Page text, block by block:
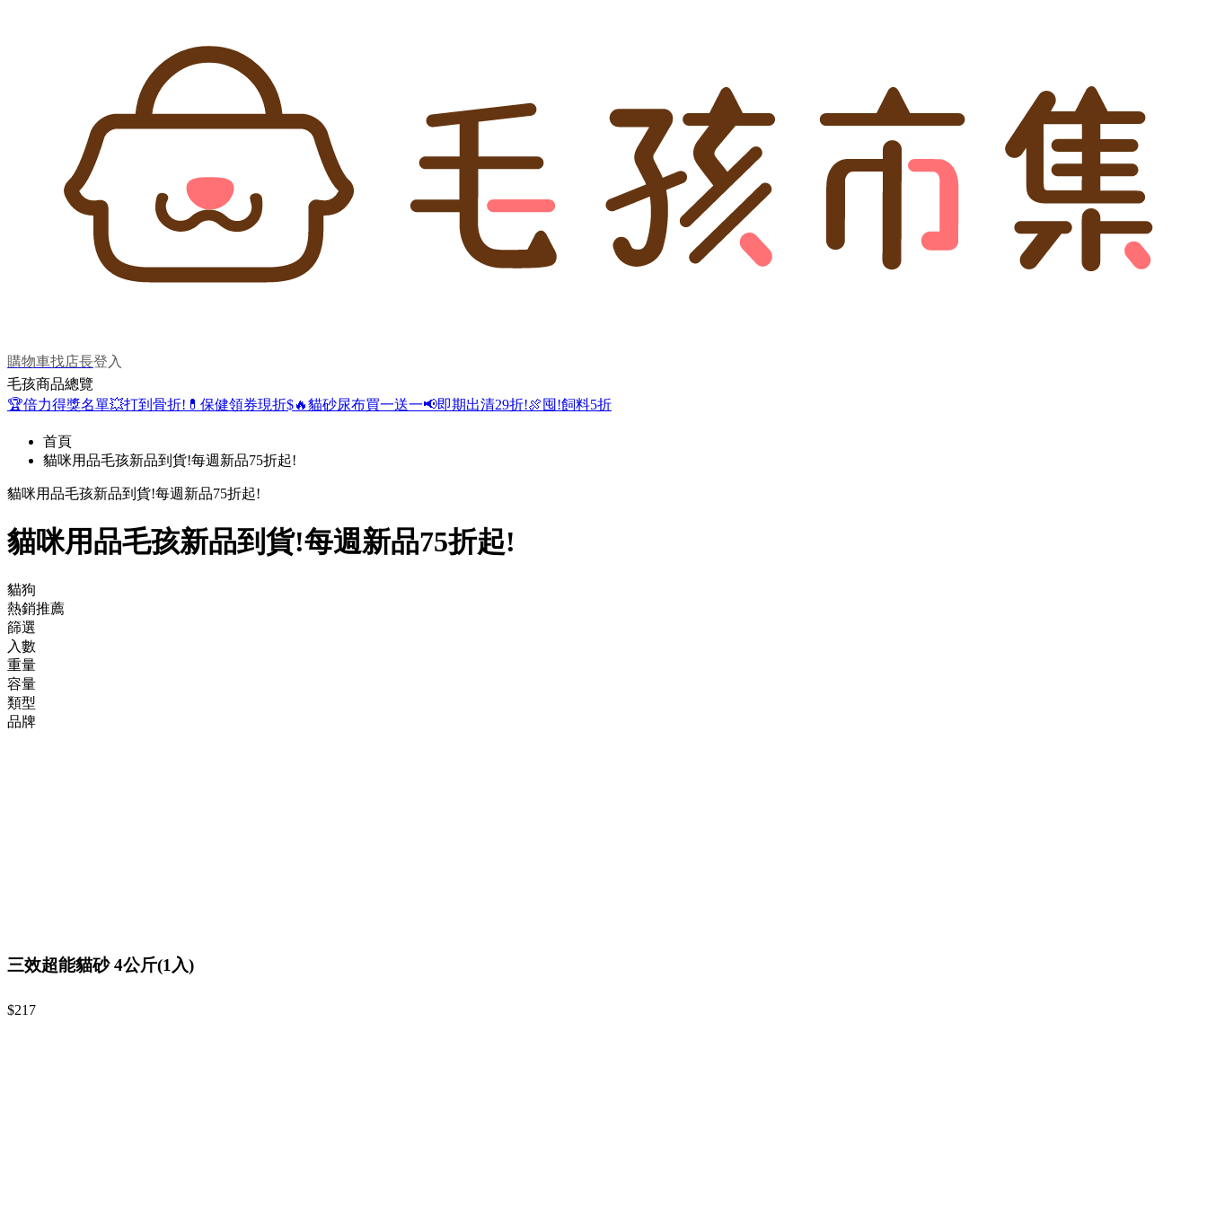
購物車找店長登入
毛孩商品總覽
🏆倍力得獎名單💥打到骨折! 💊保健領券現折$🔥貓砂尿布買一送一📢即期出清29折!🍖囤!飼料5折
首頁
貓咪用品毛孩新品到貨!每週新品75折起!
貓咪用品毛孩新品到貨!每週新品75折起!
貓咪用品毛孩新品到貨!每週新品75折起!
貓狗
熱銷推薦
篩選
入數
重量
容量
類型
品牌
三效超能貓砂 4公斤(1入)
$217